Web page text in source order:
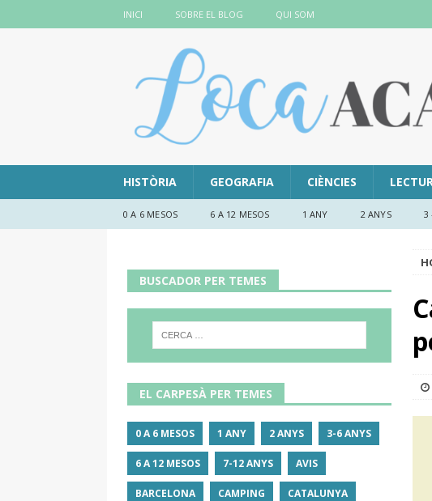
INICI SOBRE EL BLOG QUI SOM
HISTÒRIA GEOGRAFIA CIÈNCIES
0 A 6 MESOS 6 A 12 MESOS 1 ANY 2 ANYS 3
BUSCADOR PER TEMES
EL CARPESÀ PER TEMES
0 A 6 MESOS 1 ANY 2 ANYS 3-6 ANYS
6 A 12 MESOS 7-12 ANYS AVIS
BARCELONA CAMPING CATALUNYA